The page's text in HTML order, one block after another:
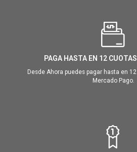
PAGA HASTA EN 12
Desde Ahora puedes pagar hasta en
Mercado Pago.